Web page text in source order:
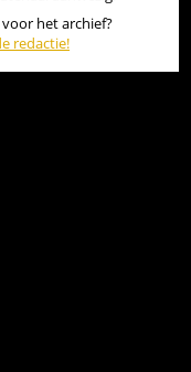
het archief?
redactie!